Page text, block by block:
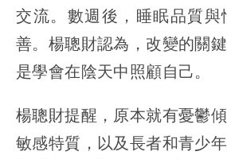
交流。數週後，睡眠品質
善。楊聰財認為，改變的關
是學會在陰天中照顧自己。
楊聰財提醒，原本就有憂鬱
敏感特質，以及長者和青少